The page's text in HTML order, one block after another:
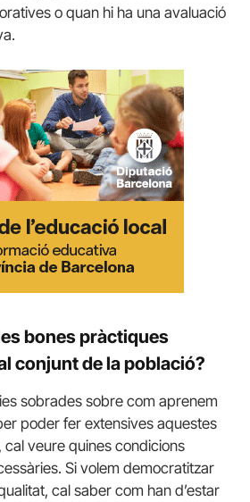
o quan hi ha una avaluació
bones pràctiques
conjunt de la població?
sobrades sobre com aprenem
poder fer extensives aquestes
veure quines condicions
Si volem democratitzar
cal saber com han d’estar